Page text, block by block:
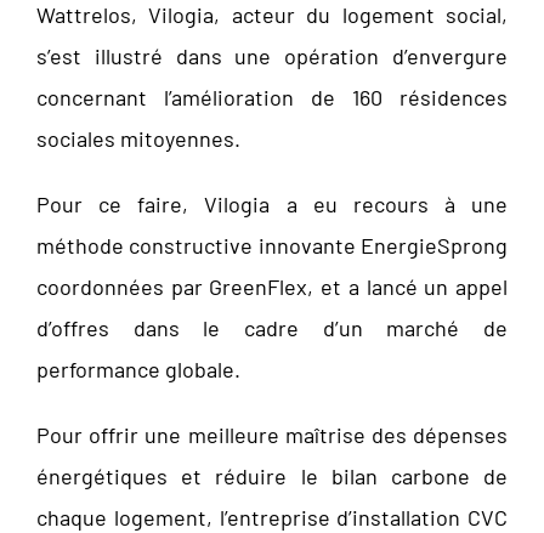
Wattrelos, Vilogia, acteur du logement social,
s’est illustré dans une opération d’envergure
concernant l’amélioration de 160 résidences
sociales mitoyennes.
Pour ce faire, Vilogia a eu recours à une
méthode constructive innovante EnergieSprong
coordonnées par GreenFlex, et a lancé un appel
d’offres dans le cadre d’un marché de
performance globale.
Pour offrir une meilleure maîtrise des dépenses
énergétiques et réduire le bilan carbone de
chaque logement, l’entreprise d’installation CVC